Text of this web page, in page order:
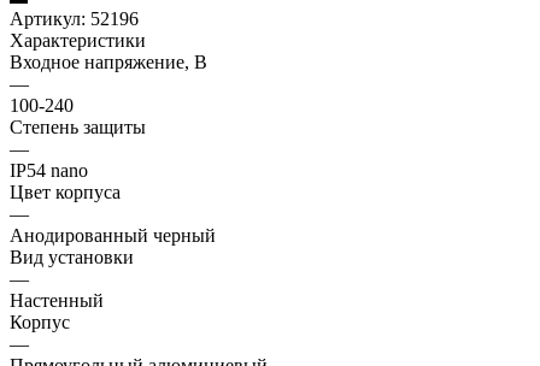
Артикул: 52196
Характеристики
Входное напряжение, В
—
100-240
Степень защиты
—
IP54 nano
Цвет корпуса
—
Анодированный черный
Вид установки
—
Настенный
Корпус
—